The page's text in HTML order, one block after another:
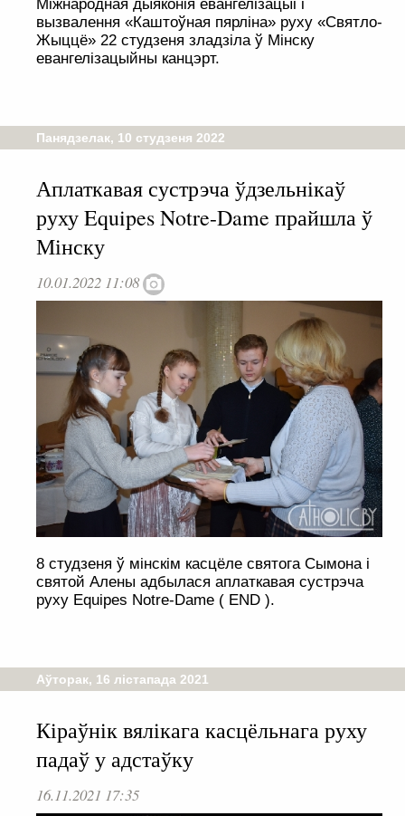
Міжнародная дыяконія евангелізацыі і
вызвалення «Каштоўная пярліна» руху «Святло-
Жыццё» 22 студзеня зладзіла ў Мінску
евангелізацыйны канцэрт.
Панядзелак, 10 студзеня 2022
Аплаткавая сустрэча ўдзельнікаў
руху Equipes Notre-Dame прайшла ў
Мінску
10.01.2022 11:08
8 студзеня ў мінскім касцёле святога Сымона і
святой Алены адбылася аплаткавая сустрэча
руху Equipes Notre-Dame ( END ).
Аўторак, 16 лістапада 2021
Кіраўнік вялікага касцёльнага руху
падаў у адстаўку
16.11.2021 17:35